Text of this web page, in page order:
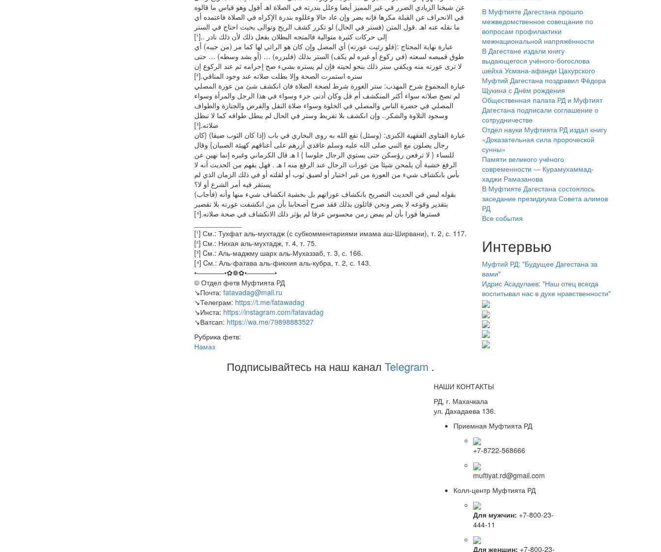
عن شيخنا الزيادي الضرر في غير المميز أيضا وعلل بندرته في الصلاة اهـ أقول وهو قياس ما قالوه
في الانحراف عن القبلة مكرها فإنه يضر وإن عاد حالا وعللوه بندرة الإكراه في الصلاة فاعتمده أي
ما نقله عنه اهـ .قول المتن (فستر في الحال) لو تكرر كشف الريح وتوالى بحيث احتاج في الستر
إلى حركات كثيرة متوالية فالمتجه البطلان بفعل ذلك لأن ذلك نادر ..[¹]
عبارة نهاية المحتاج :(فلو رئيت عورته) أي المصل وإن كان هو الرائي لها كما مر (من جيبه) أي
طوق قميصه لسعته (في ركوع أو غيره لم يكف) الستر بذلك (فليزره) … (أو يشد وسطه) … حتى
لا ترى عورته منه ويكفي ستر ذلك بنحو لحيته فإن لم يستره بشيء صح إحرامه ثم عند الركوع إن
ستره استمرت الصحة وإلا بطلت صلاته عند وجود المنافي.[²]
عبارة المجموع شرح المهذب: ستر العورة شرط لصحة الصلاة فان انكشف شئ من عورة المصلي
لم تصح صلاته سواء أكثر المنكشف أم قل وكان أدنى جزء وسواء في هذا الرجل والمرأة وسواء
المصلي في حضرة الناس والمصلي في الخلوة وسواء صلاة النفل والفرض والجنازة والطواف
وسجود التلاوة والشكر.. ﻭﺇﻥ اﻧﻜﺸﻒ ﺑﻼ ﺗﻔﺮﻳﻂ ﻭﺳﺘﺮ ﻓﻲ اﻟﺤﺎﻝ ﻟﻢ ﻳﺒﻄﻞ ﻃﻮاﻓﻪ ﻛﻤﺎ ﻻ ﺗﺒﻄﻞ
ﺻﻼﺗﻪ.[³]
عبارة الفتاوى الفقهية الكبرى: (وسئل) نفع الله به روى البخاري في باب (إذا كان الثوب ضيقا) {كان
رجال يصلون مع النبي صلى الله عليه وسلم عاقدي أزرهم على أعناقهم كهيئة الصبيان} وقال
للنساء { لا ترفعن رؤسكن حتى يستوي الرجال جلوسا } ا هـ قال الكرماني وغيره إنما نهين عن
الرفع خشية أن يلمحن شيئا من عورات الرجال عند الرفع منه ا هـ . فهل يفهم من الحديث أنه لا
بأس بانكشاف شيء من العورة من غير اختيار أو لضيق ثوب أو لقلته أو في ذلك الزمان الذي لم
يستقر فيه أمر الشرع أو لا؟
(فأجاب) بقوله ليس في الحديث التصريح بانكشاف عوراتهم بل بخشية انكشاف شيء منها وأنه
بتقدير وقوعه لا يضر ونحن قائلون بذلك فقد صرح أصحابنا بأن من انكشفت عورته بلا تقصير
فسترها فورا بأن لم يمض زمن محسوس عرفا لم يؤثر ذلك الانكشاف في صحة صلاته.[⁴]
[¹] См.: Тухфат аль-мухтадж (с субкомментариями имама аш-Ширвани), т. 2, с. 117.
[²] См.: Нихая аль-мухтадж, т. 4, т. 75.
[³] Cм.: Аль-маджму шарх аль-Мухаззаб, т. 3, с. 166.
[⁴] Cм.: Аль-фатава аль-фикхия аль-кубра, т. 2, с. 143.
•————•✿❁✿•————•
©️ Отдел фетв Муфтията РД
↘️Почта: fatavadag@mail.ru
↘️Телеграм: https://t.me/fatawadag
↘️Инста: https://instagram.com/fatavadag
↘️Ватсап: https://wa.me/79898883527
Рубрика фетв:
Намаз
Подписывайтесь на наш канал Telegram .
В Муфтияте Дагестана прошло
межведомственное совещание по
вопросам профилактики
межнациональной напряжённости
В Дагестане издали книгу
выдающегося учёного-богослова
шейха Усмана-афанди Цахурского
Муфтий Дагестана поздравил Фёдора
Щукина с Днём рождения
Общественная палата РД и Муфтият
Дагестана подписали соглашение о
сотрудничестве
Отдел науки Муфтията РД издал книгу
«Доказательная сила пророческой
сунны»
Памяти великого учёного
современности — Курамухаммад-
хаджи Рамазанова
В Муфтияте Дагестана состоялось
заседание президиума Совета алимов
РД
Все события
Интервью
Муфтий РД: "Будущее Дагестана за
вами"
Идрис Асадулаев: "Наш отец всегда
воспитывал нас в духе нравственности"
НАШИ КОНТАКТЫ
РД, г. Махачкала
ул. Дахадаева 136.
Приемная Муфтията РД
+7-8722-568666
muftiyat.rd@gmail.com
Колл-центр Муфтията РД
Для мужчин: +7-800-23-
444-11
Для женщин: +7-800-23-